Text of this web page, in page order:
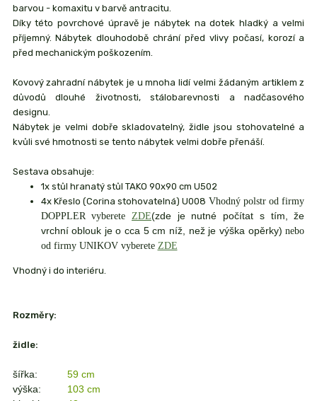
barvou - komaxitu v barvě antracitu.
Díky této povrchové úpravě je nábytek na dotek hladký a velmi
příjemný. Nábytek dlouhodobě chrání před vlivy počasí, korozí a
před mechanickým poškozením.
Kovový zahradní nábytek je u mnoha lidí velmi žádaným artiklem z
důvodů dlouhé životnosti, stálobarevnosti a nadčasového
designu.
Nábytek je velmi dobře skladovatelný, židle jsou stohovatelné a
kvůli své hmotnosti se tento nábytek velmi dobře přenáší.
Sestava obsahuje:
1x stůl hranatý stůl TAKO 90x90 cm U502
4x Křeslo (Corina stohovatelná) U008 Vhodný polstr od firmy
DOPPLER vyberete ZDE(zde je nutné počítat s tím, že
vrchní oblouk je o cca 5 cm níž, než je výška opěrky) nebo
od firmy UNIKOV vyberete ZDE
Vhodný i do interiéru.
Rozměry:
židle:
šířka:
59 cm
výška:
103 cm